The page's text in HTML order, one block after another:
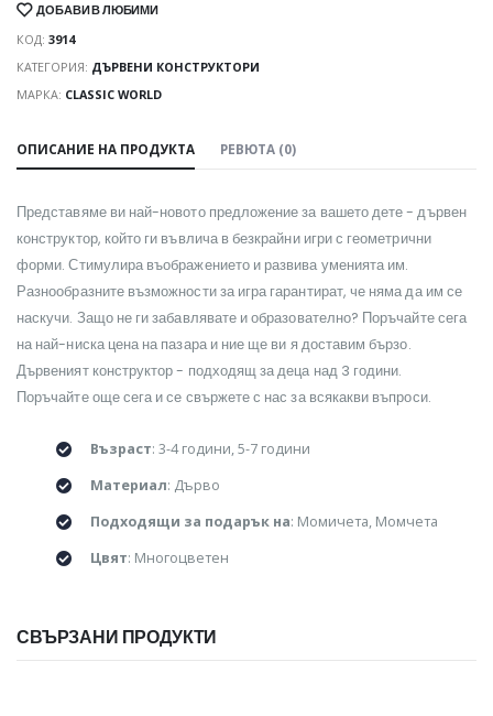
ДОБАВИ В ЛЮБИМИ
КОД:3914
КАТЕГОРИЯ: ДЪРВЕНИ КОНСТРУКТОРИ
МАРКА: CLASSIC WORLD
ОПИСАНИЕ НА ПРОДУКТА РЕВЮТА (0)
Представяме ви най-новото предложение за вашето дете - дървен
конструктор, който ги въвлича в безкрайни игри с геометрични
форми. Стимулира въображението и развива уменията им.
Разнообразните възможности за игра гарантират, че няма да им се
наскучи. Защо не ги забавлявате и образователно? Поръчайте сега
на най-ниска цена на пазара и ние ще ви я доставим бързо.
Дървеният конструктор - подходящ за деца над 3 години.
Поръчайте още сега и се свържете с нас за всякакви въпроси.
Възраст: 3-4 години, 5-7 години
Материал: Дърво
Подходящи за подарък на: Момичета, Момчета
Цвят: Многоцветен
СВЪРЗАНИ ПРОДУКТИ